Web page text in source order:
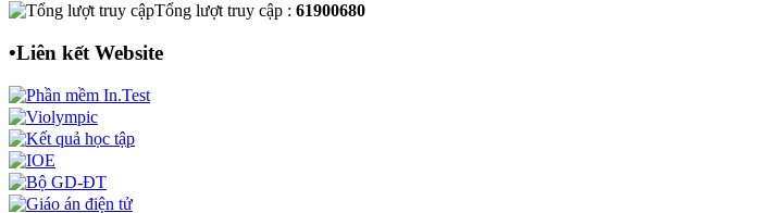
Tổng lượt truy cập : 61900680
•Liên kết Website